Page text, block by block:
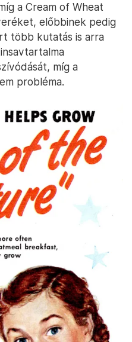
a Cream of Wheat
előbbinek pedig
több kutatás is arra
míg a
probléma.